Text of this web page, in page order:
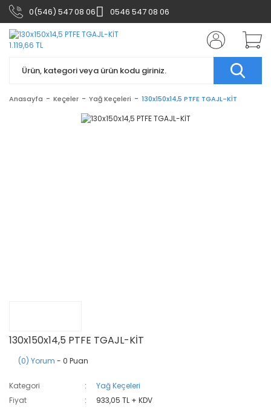
0(546) 547 08 06 0546 547 08 06
Anasayfa Keçeler Yağ Keçeleri 130x150x14,5 PTFE TGAJL-KİT
130x150x14,5 PTFE TGAJL-KİT
(0) Yorum - 0 Puan
Kategori
Yağ Keçeleri
Fiyat
933,05 TL + KDV